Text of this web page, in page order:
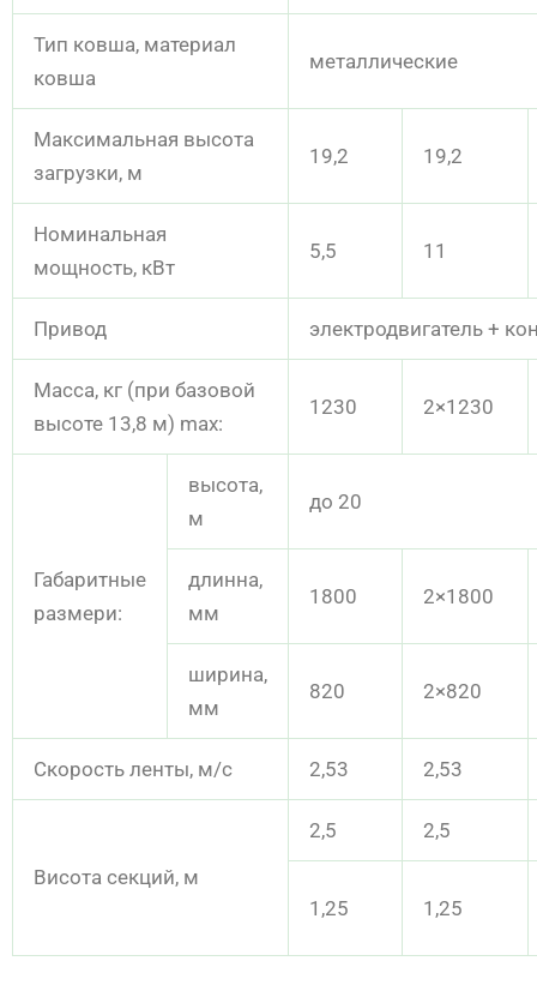
Тип ковша, материал
ковша
металлические
Максимальная высота
загрузки, м
19,2 19,2
Номинальная
мощность, кВт
5,5 11
Привод электродвигатель +
Масса, кг (при базовой
высоте 13,8 м) max:
1230 2×1230
Габаритные
размери:
высота,
м
до 20
длинна,
мм
1800 2×1800
ширина,
мм
820 2×820
Скорость ленты, м/с 2,53 2,53
Висота секций, м
2,5 2,5
1,25 1,25